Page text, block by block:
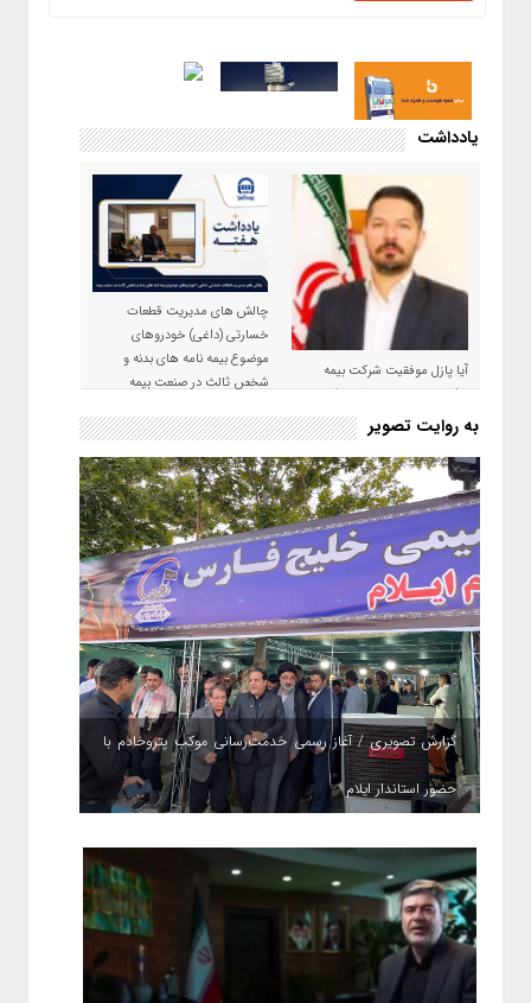
یادداشت
آیا پازل موفقیت شرکت بیمه
حکمت صبا در سال ۱۴۰۵ کامل می
شود؟!
چالش های مدیریت قطعات
خسارتی (داغی) خودروهای
موضوع بیمه نامه های بدنه و
شخص ثالث در صنعت بیمه
به روایت تصویر
گزارش تصویری / آغاز رسمی خدمت‌رسانی موکب پتروخادم با
حضور استاندار ایلام